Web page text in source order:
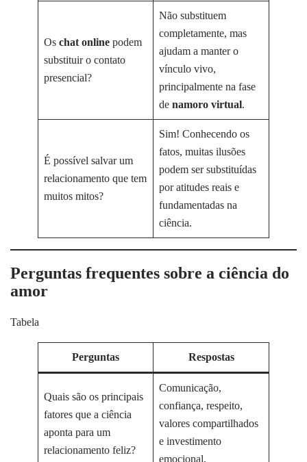
Os chat online podem
substituir o contato
presencial?
Não substituem
completamente, mas
ajudam a manter o
vínculo vivo,
principalmente na fase
de namoro virtual.
É possível salvar um
relacionamento que tem
muitos mitos?
Sim! Conhecendo os
fatos, muitas ilusões
podem ser substituídas
por atitudes reais e
fundamentadas na
ciência.
Perguntas frequentes sobre a ciência do
amor
Tabela
Perguntas Respostas
Quais são os principais
fatores que a ciência
aponta para um
relacionamento feliz?
Comunicação,
confiança, respeito,
valores compartilhados
e investimento
emocional.